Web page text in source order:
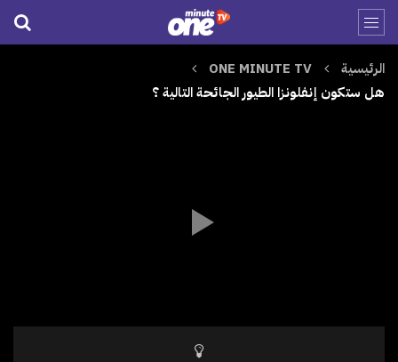
الرئيسية
ONE MINUTE TV
هل ستكون إنفلونزا الطيور الجائحة التالية ؟